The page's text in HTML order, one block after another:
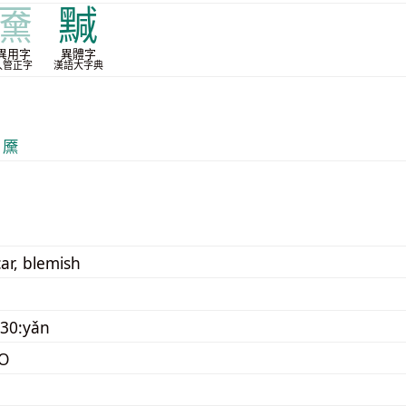
用字
管正字
黬
異體字
漢語大字典
blemish